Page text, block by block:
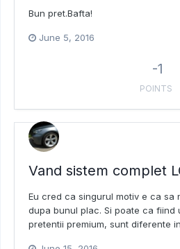
Bun pret.Bafta!
June 5, 2016
-1
POINTS
Vand sistem complet
Eu cred ca singurul motiv e ca sa
dupa bunul plac. Si poate ca fiind
pretentii premium, sunt diferente